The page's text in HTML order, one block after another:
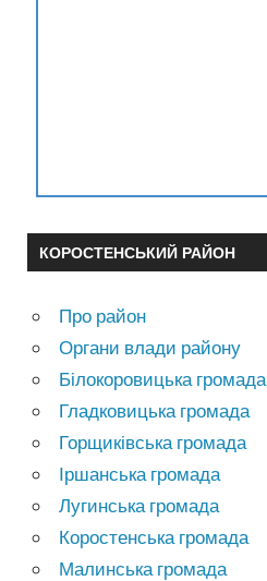
КОРОСТЕНСЬКИЙ РАЙОН
Про район
Органи влади району
Білокоровицька громада
Гладковицька громада
Горщиківська громада
Іршанська громада
Лугинська громада
Коростенська громада
Малинська громада